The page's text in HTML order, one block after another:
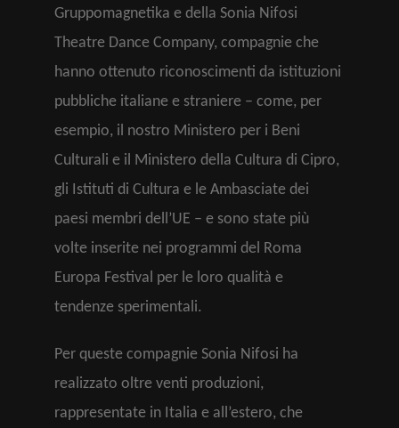
Gruppomagnetika e della Sonia Nifosi
Theatre Dance Company, compagnie che
hanno ottenuto riconoscimenti da istituzioni
pubbliche italiane e straniere – come, per
esempio, il nostro Ministero per i Beni
Culturali e il Ministero della Cultura di Cipro,
gli Istituti di Cultura e le Ambasciate dei
paesi membri dell’UE – e sono state più
volte inserite nei programmi del Roma
Europa Festival per le loro qualità e
tendenze sperimentali.
Per queste compagnie Sonia Nifosi ha
realizzato oltre venti produzioni,
rappresentate in Italia e all’estero, che